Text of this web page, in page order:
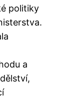
politiky
a